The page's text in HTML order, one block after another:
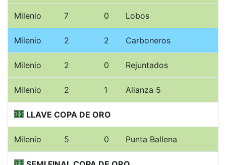
Milenio 7 0 Lobos
Milenio 2 2 Carboneros
Milenio 2 0 Rejuntados
Milenio 2 1 Alianza 5
LLAVE COPA DE ORO
Milenio 5 0 Punta Ballena